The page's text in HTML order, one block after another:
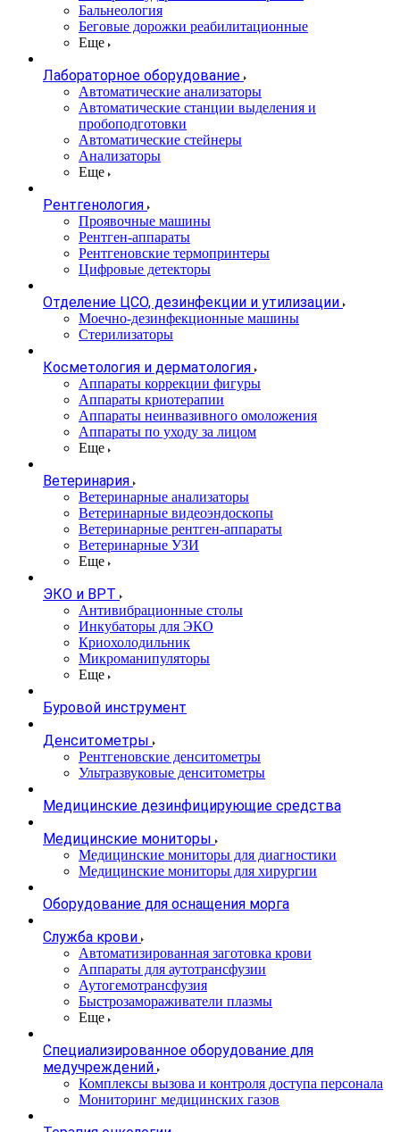
Бальнеология
Беговые дорожки реабилитационные
Еще
Лабораторное оборудование
Автоматические анализаторы
Автоматические станции выделения и
пробоподготовки
Автоматические стейнеры
Анализаторы
Еще
Рентгенология
Проявочные машины
Рентген-аппараты
Рентгеновские термопринтеры
Цифровые детекторы
Отделение ЦСО, дезинфекции и утилизации
Моечно-дезинфекционные машины
Стерилизаторы
Косметология и дерматология
Аппараты коррекции фигуры
Аппараты криотерапии
Аппараты неинвазивного омоложения
Аппараты по уходу за лицом
Еще
Ветеринария
Ветеринарные анализаторы
Ветеринарные видеоэндоскопы
Ветеринарные рентген-аппараты
Ветеринарные УЗИ
Еще
ЭКО и ВРТ
Антивибрационные столы
Инкубаторы для ЭКО
Криохолодильник
Микроманипуляторы
Еще
Буровой инструмент
Денситометры
Рентгеновские денситометры
Ультразвуковые денситометры
Медицинские дезинфицирующие средства
Медицинские мониторы
Медицинские мониторы для диагностики
Медицинские мониторы для хирургии
Оборудование для оснащения морга
Служба крови
Автоматизированная заготовка крови
Аппараты для аутотрансфузии
Аутогемотрансфузия
Быстрозамораживатели плазмы
Еще
Специализированное оборудование для
медучреждений
Комплексы вызова и контроля доступа персонала
Мониторинг медицинских газов